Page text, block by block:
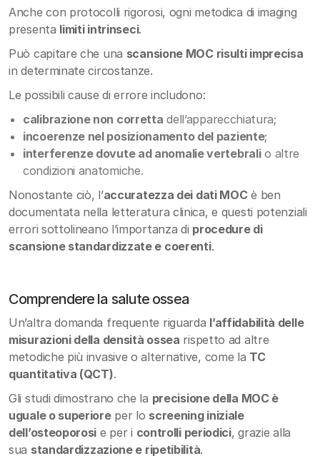
Anche con protocolli rigorosi, ogni metodica di imaging
presenta limiti intrinseci.
Può capitare che una scansione MOC risulti imprecisa
in determinate circostanze.
Le possibili cause di errore includono:
calibrazione non corretta dell’apparecchiatura;
incoerenze nel posizionamento del paziente;
interferenze dovute ad anomalie vertebralio altre
condizioni anatomiche.
Nonostante ciò, l’accuratezza dei dati MOCè ben
documentata nella letteratura clinica, e questi potenziali
errori sottolineano l’importanza di procedure di
scansione standardizzate e coerenti.
Comprendere la salute ossea
Un’altra domanda frequente riguarda l’affidabilità delle
misurazioni della densità ossea rispetto ad altre
metodiche più invasive o alternative, come la TC
quantitativa (QCT).
Gli studi dimostrano che la precisione della MOC è
uguale o superioreper lo screening iniziale
dell’osteoporosi e per i controlli periodici, grazie alla
sua standardizzazione e ripetibilità.